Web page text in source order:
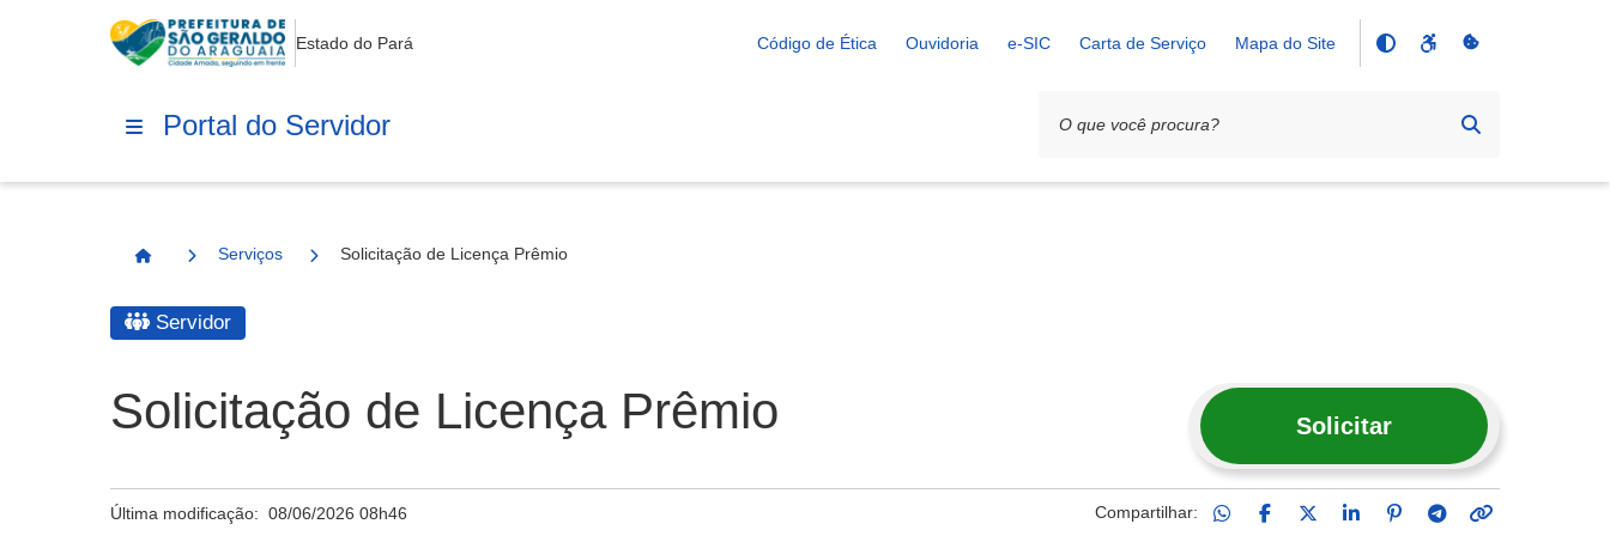
Estado do Pará Código de Ética Ouvidoria e-SIC Carta de Serviço Mapa do Site
Portal do Servidor
Página Inicial
Serviços Solicitação de Licença Prêmio
Servidor
Solicitação de Licença Prêmio Solicitar
Última modificação: 08/06/2026 08h46 Compartilhar: